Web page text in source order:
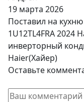
19 марта 2026
Поставил на
1U12TL4FRA 2024
инверторный
Haier(Хайер)
Оставьте